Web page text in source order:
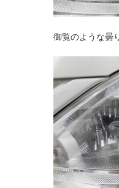
御覧のような曇